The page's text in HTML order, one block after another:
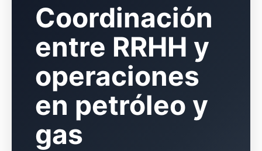
Coordinación
entre RRHH y
operaciones
en petróleo y
gas